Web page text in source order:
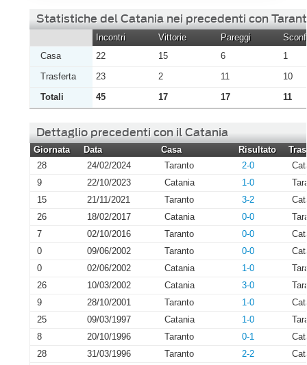
Statistiche del Catania nei precedenti con
Incontri Vittorie Pareggi
Casa
22 15 6
1
Trasferta
23 2 11
10
Totali
45 17 17 11
Dettaglio precedenti con il Catania
Giornata Data Casa Risultato
28
24/02/2024 Taranto 2-0
9
22/10/2023 Catania 1-0
15
21/11/2021 Taranto 3-2
26
18/02/2017 Catania 0-0
7
02/10/2016 Taranto 0-0
0
09/06/2002 Taranto 0-0
0
02/06/2002 Catania 1-0
26
10/03/2002 Catania 3-0
9
28/10/2001 Taranto 1-0
25
09/03/1997 Catania 1-0
8
20/10/1996 Taranto 0-1
28
31/03/1996 Taranto 2-2